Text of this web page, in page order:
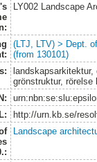
LY002 Landscape
(LTJ, LTV) > Dept.
(from 130101)
grönstruktur, rörelse
http://urn.kb.se/
Landscape